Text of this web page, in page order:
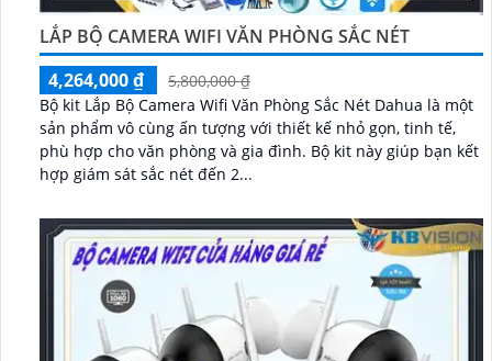
LẮP BỘ CAMERA WIFI VĂN PHÒNG SẮC NÉT
4,264,000 ₫
5,800,000 ₫
Bộ kit Lắp Bộ Camera Wifi Văn Phòng Sắc Nét Dahua là một
sản phẩm vô cùng ấn tượng với thiết kế nhỏ gọn, tinh tế,
phù hợp cho văn phòng và gia đình. Bộ kit này giúp bạn kết
hợp giám sát sắc nét đến 2...